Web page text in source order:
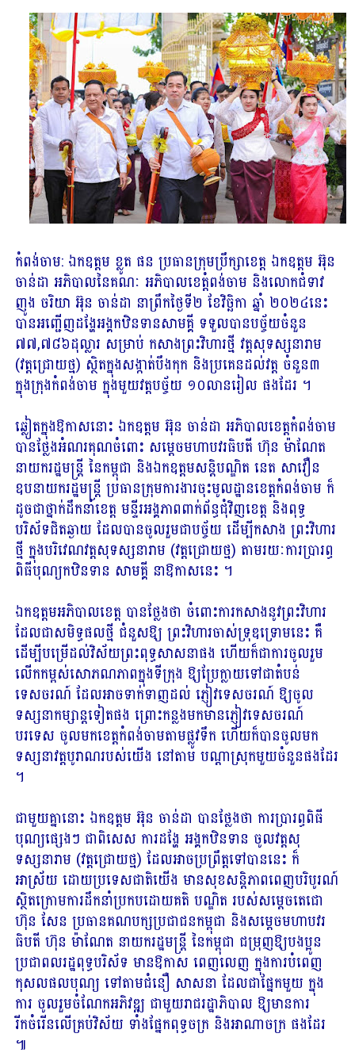
កំពង់ចាម: ឯកឧត្តម ខ្លូត ផន ប្រធានក្រុមប្រឹក្សាខេត្ត ឯកឧត្តម អ៊ុន
ចាន់ដា អភិបាលនៃគណៈ អភិបាលខេត្តំពង់ចាម និងលោកជំទាវ
ញូង ចរិយា អ៊ុន ចាន់ដា នាព្រឹកថ្ងៃទី២ ខែវិច្ឆិកា ឆ្នាំ ២០២៤នេះ
បានអញ្ជើញដង្ហែអង្គកឋិនទានសាមគ្គី ទទួលបានបច្ច័យចំនួន
៧៧,៧៨៦ដុល្លារ សម្រាប់ កសាងព្រះវិហារថ្មី វត្តសុទស្សនារាម
(វត្តជ្រោយថ្ម) ស្ថិតក្នុងសង្កាត់បឹងកុក និងប្រគេនដល់វត្ត ចំនួន៣
ក្នុងក្រុងកំពង់ចាម ក្នុងមួយវត្តបច្ច័យ ១០លានរៀល ផងដែរ ។
ឆ្លៀតក្នុងឱកាសនោះ ឯកឧត្តម អ៊ុន ចាន់ដា អភិបាលខេត្តកំពង់ចាម
បានថ្លែងអំណរគុណចំពោះ សម្តេចមហាបវរធិបតី ហ៊ុន ម៉ាណែត
នាយករដ្ឋមន្ត្រី នៃកម្ពុជា និងឯកឧត្តមសន្តិបណ្ឌិត នេត សាវឿន
ឧបនាយករដ្ឋមន្ត្រី ប្រធានក្រុមការងារចុះមូលដ្ឋានខេត្តកំពង់ចាម ក៏
ដូចជាថ្នាក់ដឹកនាំខេត្ត មន្ទីរអង្គភាពពាក់ព័ន្ធជុំវិញខេត្ត និងពុទ្ធ
បរិស័ទជិតឆ្ងាយ ដែលបានចូលរួមជាបច្ច័យ ដើម្បីកសាង ព្រះវិហារ
ថ្មី ក្នុងបរិវេណវត្តសុទស្សនារាម (វត្តជ្រោយថ្ម) តាមរយៈការប្រារព្ធ
ពិធីបុណ្យកឋិនទាន សាមគ្គី នាឱកាសនេះ ។
ឯកឧត្តមអភិបាលខេត្ត បានថ្លែងថា ចំពោះការកសាងនូវព្រះវិហារ
ដែលជាសមិទ្ធផលថ្មី ជំនួសឱ្យ ព្រះវិហារចាស់ទ្រុឌទ្រោមនេះ គឺ
ដើម្បីបម្រើដល់វិស័យព្រះពុទ្ធសាសនាផង ហើយក៏ជាការចូលរួម
លើកកម្ពស់សោភណភាពក្នុងទីក្រុង ឱ្យប្រែក្លាយទៅជាតំបន់
ទេសចរណ៍ ដែលអាចទាក់ទាញដល់ ភ្ញៀវទេសចរណ៍ ឱ្យចូល
ទស្សនាកម្សាន្តទៀតផង ព្រោះកន្លងមកមានភ្ញៀវទេសចរណ៍
បរទេស ចូលមកខេត្តកំពង់ចាមតាមផ្លូវទឹក ហើយក៏បានចូលមក
ទស្សនាវត្តបូរាណរបស់យើង នៅតាម បណ្តាស្រុកមួយចំនួនផងដែរ
។
ជាមួយគ្នានោះ ឯកឧត្តម អ៊ុន ចាន់ដា បានថ្លែងថា ការប្រារព្ធពិធី
បុណ្យផ្សេងៗ ជាពិសេស ការដង្ហែ អង្គកឋិនទាន ចូលវត្តសុ
ទស្សនារាម (វត្តជ្រោយថ្ម) ដែលអាចប្រព្រឹត្តទៅបាននេះ ក៏
អាស្រ័យ ដោយប្រទេសជាតិយើង មានសុខសន្តិភាពពេញបរិបូរណ៍
ស្ថិតក្រោមការដឹកនាំប្រកបដោយគតិ បណ្ឌិត របស់សម្តេចតេជោ
ហ៊ុន សែន ប្រធានគណបក្សប្រជាជនកម្ពុជា និងសម្តេចមហាបវរ
ធិបតី ហ៊ុន ម៉ាណែត នាយករដ្ឋមន្ត្រី នៃកម្ពុជា ជម្រុញឱ្យបងប្អូន
ប្រជាពលរដ្ឋពុទ្ធបរិស័ទ មានឱកាស ពេញលេញ ក្នុងការបំពេញ
កុសលផលបុណ្យ ទៅតាមជំនឿ សាសនា ដែលជាផ្នែកមួយ ក្នុង
ការ ចូលរួមចំណែកអភិវឌ្ឍ ជាមួយរាជរដ្ឋាភិបាល ឱ្យមានការ
រីកចំរើនលើគ្រប់វិស័យ ទាំងផ្នែកពុទ្ធចក្រ និងអាណាចក្រ ផងដែរ
៕